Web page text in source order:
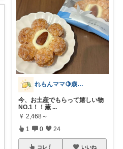
れもんママ🍋歳の差3姉妹の母
今、お土産でもらって嬉しい物
NO.1！！薫 ...
￥ 2,468～
1 0 24
コレ いいね